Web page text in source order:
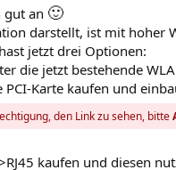
gut an 🙂
darstellt, ist mit hoher
jetzt drei Optionen:
die jetzt bestehende
Karte kaufen und
den Link zu sehen, bitte
kaufen und diesen